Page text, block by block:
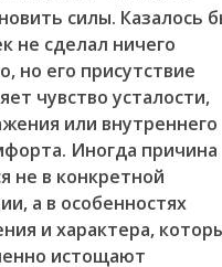
силы. Казалось
не сделал ничего
но его присутствие
чувство усталости,
или внутреннего
Иногда причина
не в конкретной
а в особенностях
и характера,
истощают